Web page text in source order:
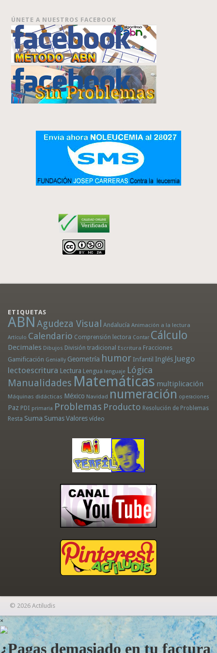
ÚNETE A NUESTROS FACEBOOK
ETIQUETAS
ABN Agudeza Visual Andalucía Animación a la lectura
Artículo Calendario Comprensión lectora Contar Cálculo
Decimales Dibujos División tradicional Escritura Fracciones
Gamificación Genially Geometría humor Infantil Inglés Juego
lectoescritura Lectura Lengua lenguaje Lógica
Manualidades Matemáticas multiplicación
Máquinas didácticas México Navidad numeración operaciones
Paz PDI primaria Problemas Producto Resolución de Problemas
Resta Suma Sumas Valores vídeo
© 2026 Actiludis
×
¿Pagas demasiado en tu factura